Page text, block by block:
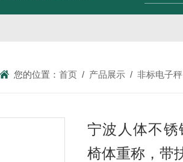
您的位置：首页 / 产品展示 /非标电子秤
宁波人体不锈
椅体重称，带